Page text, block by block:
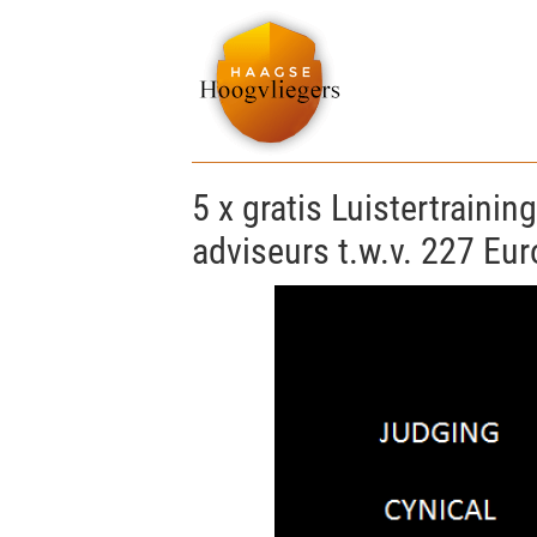
5 x gratis
adviseurs t.w.v. 227